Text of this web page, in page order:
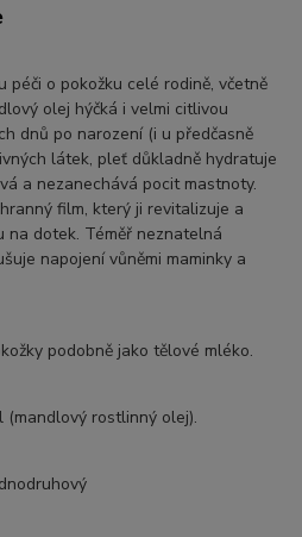
péči o pokožku celé rodině, včetně
olej hýčká i velmi citlivou
dnů po narození (i u předčasně
látek, pleť důkladně hydratuje
a nezanechává pocit mastnoty.
film, který ji revitalizuje a
na dotek. Téměř neznatelná
napojení vůněmi maminky a
podobně jako tělové mléko.
(mandlový rostlinný olej).